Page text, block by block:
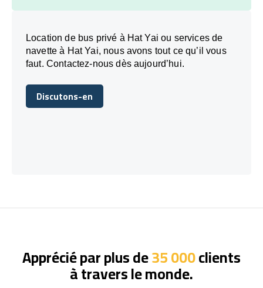
Location de bus privé à Hat Yai ou services de
navette à Hat Yai, nous avons tout ce qu’il vous
faut. Contactez-nous dès aujourd’hui.
Discutons-en
Discutons-en
Apprécié par plus de35 000clients
à travers le monde.